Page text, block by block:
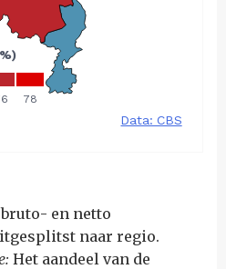
en netto
naar regio.
Het aandeel van de